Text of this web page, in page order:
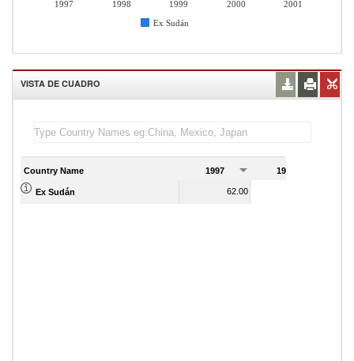
1997 1998 1999 2000
2001
Ex Sudán
VISTA DE CUADRO
Country Name 1997 1998
Ex Sudán 62.00